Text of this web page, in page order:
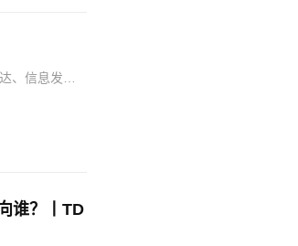
、信息发达
谁？丨TD